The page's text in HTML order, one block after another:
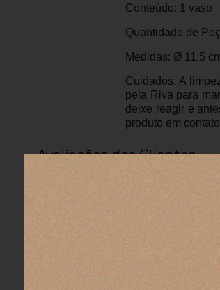
Conteúdo: 1 vaso
Quantidade de
Medidas: Ø 11,5
Cuidados: A
pela Riva para
deixe reagir e
produto em
Avaliações dos Clientes